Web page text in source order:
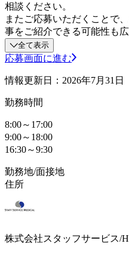
相談ください。
またご応募いただくことで
事をご紹介できる可能性も
全て表示
応募画面に進む
情報更新日：2026年7月31日
勤務時間
8:00～17:00
9:00～18:00
16:30～9:30
勤務地/面接地
住所
株式会社スタッフサービス/